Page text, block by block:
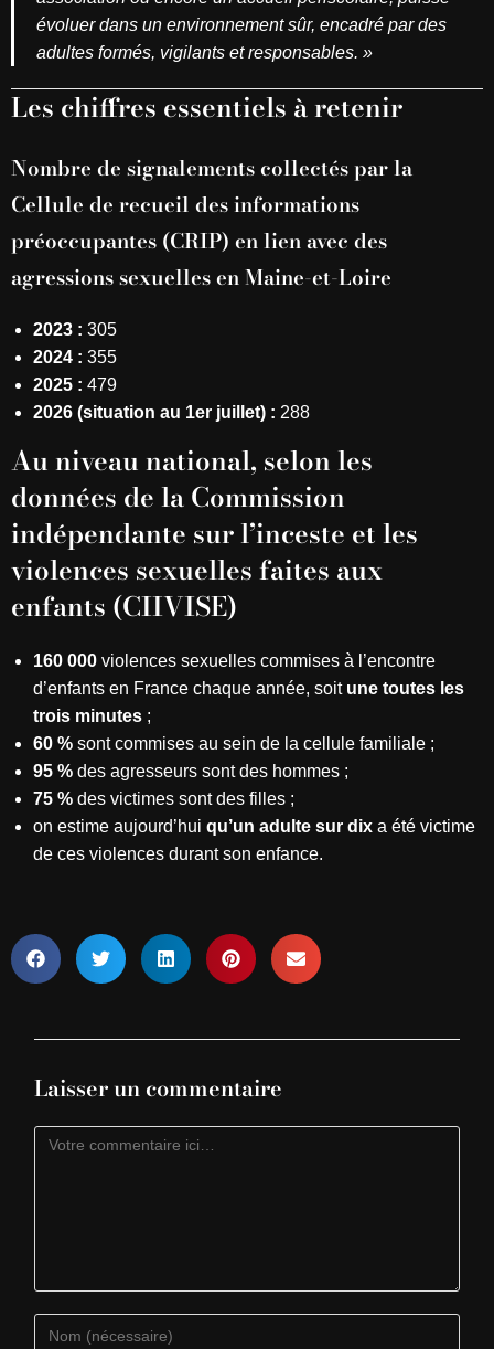
évoluer dans un environnement sûr, encadré par des
adultes formés, vigilants et responsables. »
Les chiffres essentiels à retenir
Nombre de signalements collectés par la
Cellule de recueil des informations
préoccupantes (CRIP) en lien avec des
agressions sexuelles en Maine-et-Loire
2023 : 305
2024 : 355
2025 : 479
2026 (situation au 1er juillet) : 288
Au niveau national, selon les
données de la Commission
indépendante sur l’inceste et les
violences sexuelles faites aux
enfants (CIIVISE)
160 000 violences sexuelles commises à l’encontre
d’enfants en France chaque année, soit une toutes les
trois minutes ;
60 % sont commises au sein de la cellule familiale ;
95 % des agresseurs sont des hommes ;
75 % des victimes sont des filles ;
on estime aujourd’hui qu’un adulte sur dix a été victime
de ces violences durant son enfance.
Laisser un commentaire